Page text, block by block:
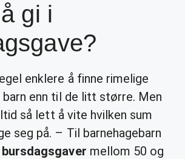
gi i
enklere å finne rimelige
barn enn til de litt større. Men
så lett å vite hvilken sum
seg på. – Til barnehagebarn
bursdagsgaver mellom 50 og